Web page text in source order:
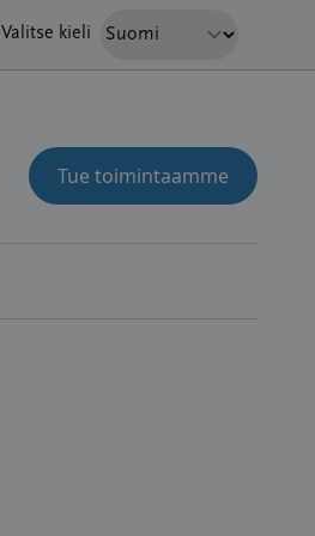
Valitse kieli
Tue toimintaamme